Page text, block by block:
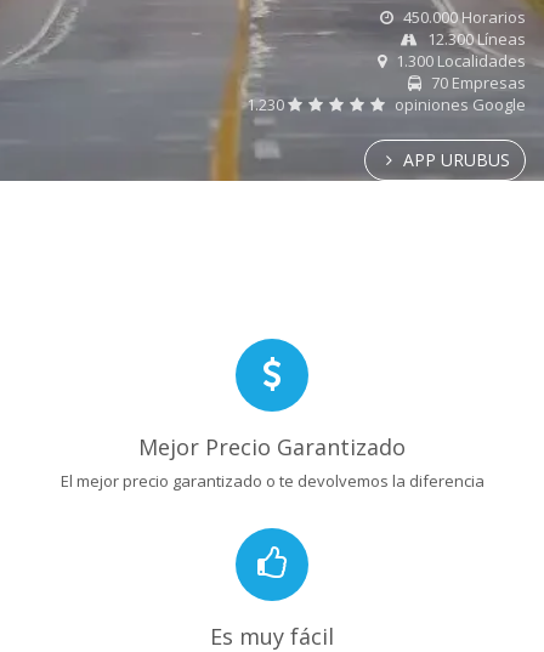
450.000 Horarios
12.300 Líneas
1.300 Localidades
70 Empresas
1.230
opiniones Google
APP URUBUS
Mejor Precio Garantizado
El mejor precio garantizado o te devolvemos la diferencia
Es muy fácil